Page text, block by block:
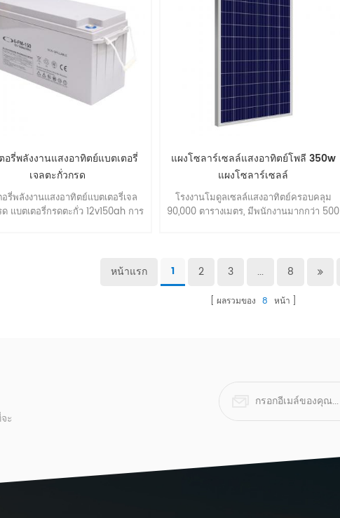
อรี่พลังงานแสงอาทิตย์แบตเตอรี่
เจลตะกั่วกรด
อรี่พลังงานแสงอาทิตย์แบตเตอรี่เจล
แบตเตอรี่กรดตะกั่ว 12v150ah การ
*ประสิทธิภาพการชาร์จและการคาย
℉) 103% 25 ℃ (77 ℉) 100% 0
85% -15 ℃ (5 ℉) 65% วิธีการ
อย 13.6-13.8v การชดเชยอุณหภูมิ
แผงโซลาร์เซลล์แสงอาทิตย์โพลี 350w
แผงโซลาร์เซลล์
โรงงานโมดูลเซลล์แสงอาทิตย์ครอบคลุม
90,000 ตารางเมตร, มีพนักงานมากกว่า 500
การรับรองโดย CE, TUV, UL, IEC61215,
หน้าแรก 1 2 3 ... 8
ผลรวมของ 8 หน้า
ะ